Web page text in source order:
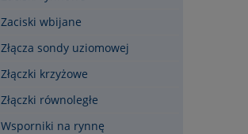
Zaciski wbijane
Złącza sondy uziomowej
Złączki krzyżowe
Złączki równoległe
Wsporniki na rynnę